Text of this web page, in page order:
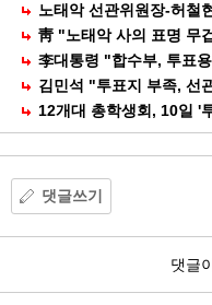
노태악 선관위원장-허철
靑 "노태악 사의 표명 무
李대통령 "합수부, 투표
김민석 "투표지 부족, 선
12개대 총학생회, 10일 '
댓글쓰기
글
댓글